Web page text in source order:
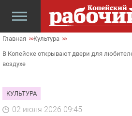
Главная Культура
В Копейске открывают двери для
воздухе
КУЛЬТУРА
02 июля 2026 09:45